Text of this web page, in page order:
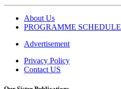
About Us
PROGRAMME SCHEDULE
Advertisement
Privacy Policy
Contact US